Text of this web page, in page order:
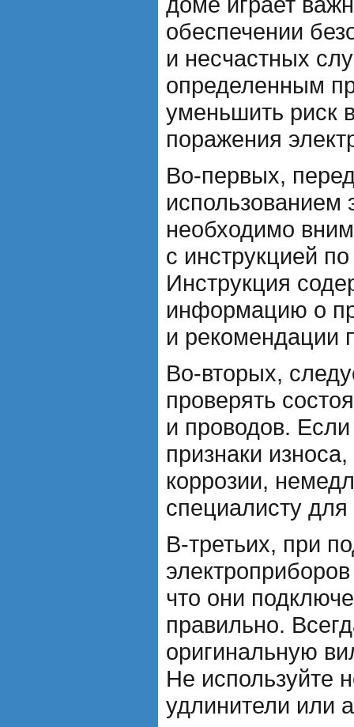
обеспечении
и несчастных
определенным
уменьшить риск
поражения
Во-первых,
использованием
необходимо
с инструкцией
Инструкция
информацию о
и рекомендации
Во-вторых,
проверять
и проводов.
признаки
коррозии,
специалисту
В-третьих, при
что они
правильно.
оригинальную
Не используйте
удлинители или